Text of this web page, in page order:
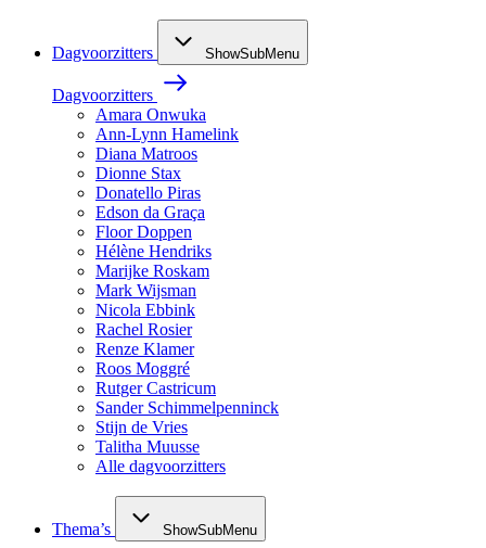
Dagvoorzitters ShowSubMenu
Dagvoorzitters
Amara Onwuka
Ann-Lynn Hamelink
Diana Matroos
Dionne Stax
Donatello Piras
Edson da Graça
Floor Doppen
Hélène Hendriks
Marijke Roskam
Mark Wijsman
Nicola Ebbink
Rachel Rosier
Renze Klamer
Roos Moggré
Rutger Castricum
Sander Schimmelpenninck
Stijn de Vries
Talitha Muusse
Alle dagvoorzitters
Thema’s ShowSubMenu